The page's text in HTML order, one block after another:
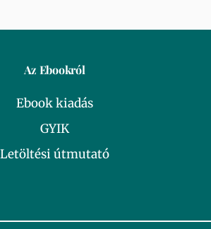
Az Ebookról
Ebook kiadás
GYIK
Letöltési útmutató